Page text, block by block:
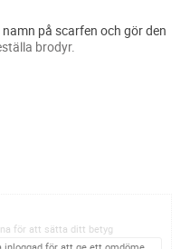
på scarfen och gör den
brodyr.
för att sätta ditt betyg